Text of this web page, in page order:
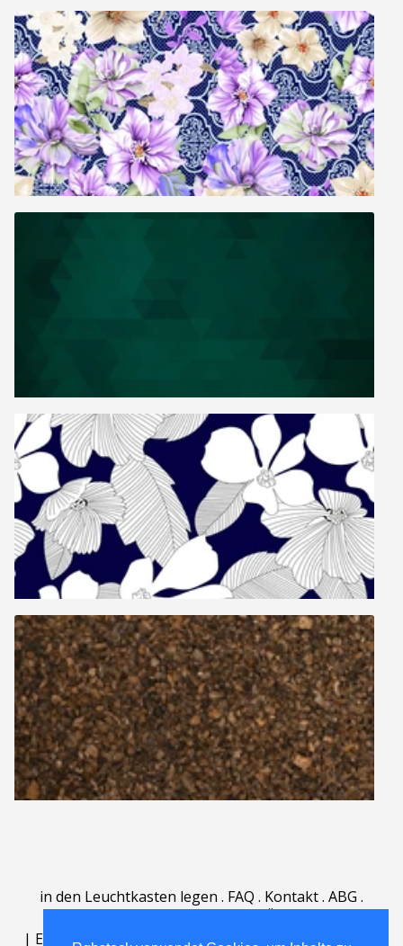
in den Leuchtkasten legen . FAQ . Kontakt. ABG .
| English | Deutsch Español | Polski | Português